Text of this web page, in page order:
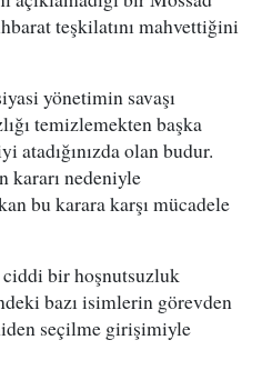
teşkilatını mahvettiğini
yönetimin savaşı
temizlemekten başka
atadığınızda olan budur.
kararı nedeniyle
bu karara karşı mücadele
bir hoşnutsuzluk
bazı isimlerin görevden
seçilme girişimiyle